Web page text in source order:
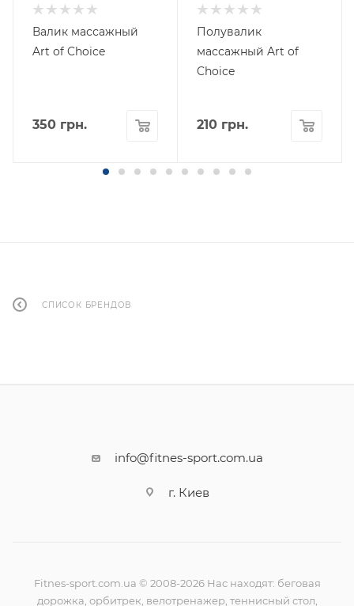
Валик массажный
Art of Choice
350 грн.
Полувалик
массажный Art of
Choice
210 грн.
СПИСОК БРЕНДОВ
info@fitnes-sport.com.ua
г. Киев
Fitnes-sport.com.ua © 2008-2026 Нас находят: беговая
дорожка, орбитрек, велотренажер, теннисный стол,